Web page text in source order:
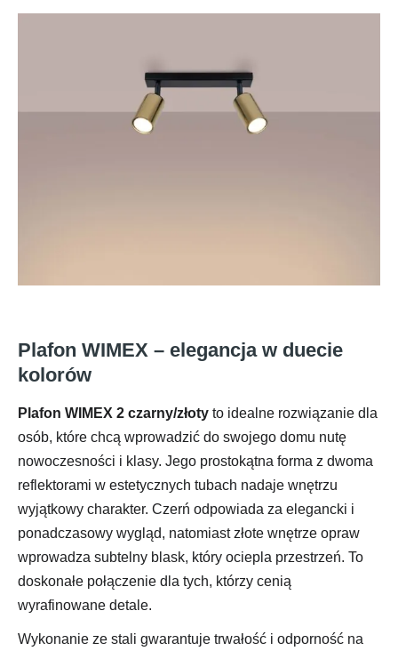
Plafon WIMEX – elegancja w duecie
kolorów
Plafon WIMEX 2 czarny/złoty to idealne rozwiązanie dla
osób, które chcą wprowadzić do swojego domu nutę
nowoczesności i klasy. Jego prostokątna forma z dwoma
reflektorami w estetycznych tubach nadaje wnętrzu
wyjątkowy charakter. Czerń odpowiada za elegancki i
ponadczasowy wygląd, natomiast złote wnętrze opraw
wprowadza subtelny blask, który ociepla przestrzeń. To
doskonałe połączenie dla tych, którzy cenią
wyrafinowane detale.
Wykonanie ze stali gwarantuje trwałość i odporność na